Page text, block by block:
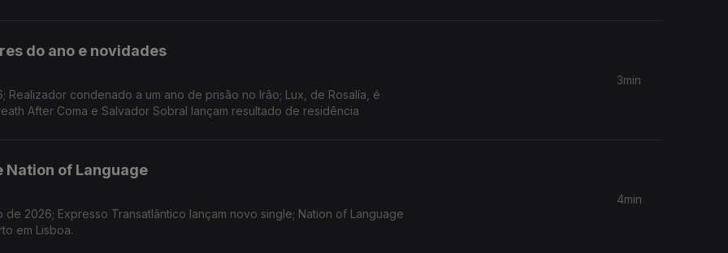
do ano e novidades
Realizador condenado a um ano de prisão no Irão; Lux, de Rosalía, é
After Coma e Salvador Sobral lançam resultado de residência
3min
Nation of Language
de 2026; Expresso Transatlântico lançam novo single; Nation of Language
em Lisboa.
4min